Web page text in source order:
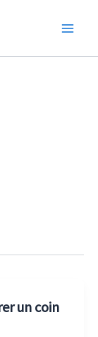
un coin